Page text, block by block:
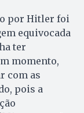
por Hitler foi
equivocada
ter
momento,
com as
pois a